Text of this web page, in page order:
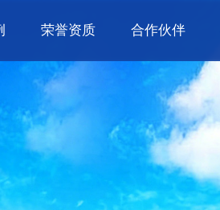
荣誉资质 合作伙伴